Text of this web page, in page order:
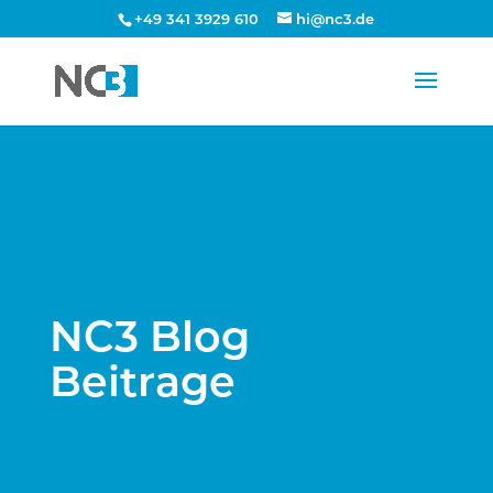
+49 341 3929 610 hi@nc3.de
NC3 Blog
Beitrage